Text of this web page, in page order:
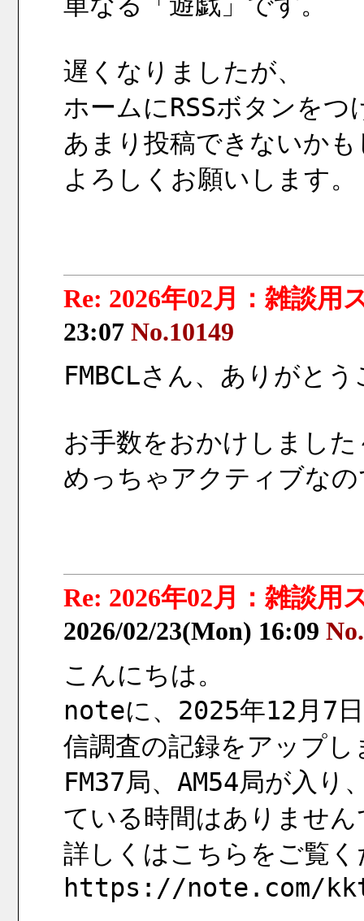
遅くなりましたが、
ホームにRSSボタンをつ
あまり投稿できないか
よろしくお願いします。
Re: 2026年02月：雑談用
23:07 No.10149
FMBCLさん、ありがと
お手数をおかけしました
めっちゃアクティブな
Re: 2026年02月：雑談用
2026/02/23(Mon) 16:09
こんにちは。
noteに、2025年12月7
信調査の記録をアップし
FM37局、AM54局が入
ている時間はありませ
詳しくはこちらをご覧
https://note.com/